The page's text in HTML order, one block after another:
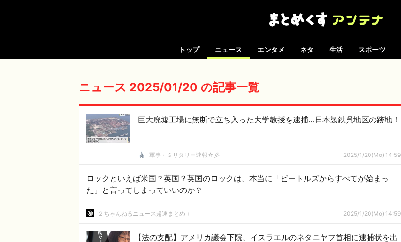
トップ ニュース エンタメ ネタ 生活 スポーツ
ニュース 2025/01/20 の記事一覧
巨大廃墟工場に無断で立ち入った大学教授を逮捕…日本製鉄呉地区の跡地！
軍事・ミリタリー速報☆彡 2025/1/20(Mo) 14:59
ロックといえば米国？英国？英国のロックは、本当に「ビートルズからすべてが始まっ
た」と言ってしまっていいのか？
２ちゃんねるニュース超速まとめ＋ 2025/1/20(Mo) 14:59
【法の支配】アメリカ議会下院、イスラエルのネタニヤフ首相に逮捕状を出